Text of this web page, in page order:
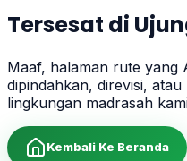
Tersesat di
Maaf, halaman rute yang
dipindahkan, direvisi,
lingkungan madrasah
Kembali Ke Beranda